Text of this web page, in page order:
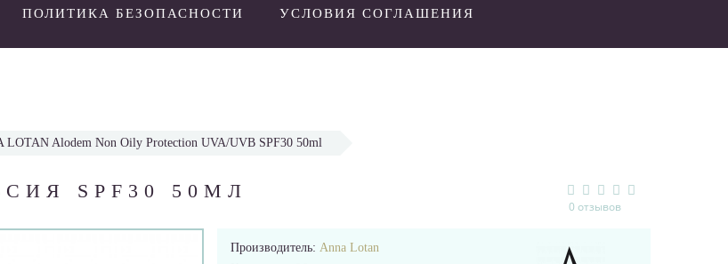
ПОЛИТИКА БЕЗОПАСНОСТИ УСЛОВИЯ СОГЛАШЕНИЯ
LOTAN Alodem Non Oily Protection UVA/UVB SPF30 50ml
SPF30 50МЛ
0 отзывов
Производитель: Anna Lotan